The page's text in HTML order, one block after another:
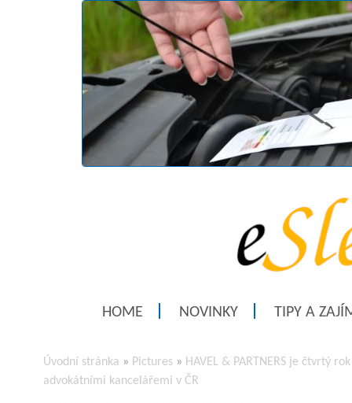
HOME NOVINKY TIPY A
Úvodní stránka » Pictures » HAVEL & PARTNERS je čtvrtý
advokátními kancelářemi v ČR